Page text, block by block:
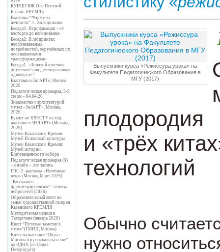
КУНШТЮК Оли Пеговой
Казань. КРЕМЛЬ
Выставка “Формулы
вечности”:1: Холодильник
Беседа3: Игрофикация – от
восторга до негодования
Беседа2: В лабиринтах
неосознаваемых
потребностей, окружённых их
осознаваемыми
трансформациями
Беседа1: «Золотой ключик»
обучения? или дегенеративная
«движуха»?
Выставка в ЗилАРТе, Москва
2026
Педагогическая прожарка, 3-й
сезон – 04.04.26
Знакомство с архитектурой
музея «ЗилАРТ». Москва,
2026
Буклет по КВЕСТУ на худ.
выставке в ЗИЛАРТе (Москва,
2026)
Музеи Казанского Кремля:
Музей Исламской культуры
Музеи Казанского Кремля:
Музей истории
Благовещенского собора
Педагогическая прожарка (3)
– онлайн – лит. запись
ГЭС-2: выставка «Нетёмные
века» (Москва, Март 2026)
“Расскажи о
драмогерменевтике”: ответы
нейросетей (2026)
Образовательный квест по
залам художественной галереи
Казанского КРЕМЛЯ
Методическая неделя в
Татарстане (январь 2026)
Квест “Путевые заметки в
музее”(ГМИИ, Москва)
Квест на выставке “Образ
Москвы в русском искусстве”
на ВДНХ (из Санкт-
Петербурга)
Выпускники курса «Режиссура урока» на
Факультете Педагогического Образования в
МГУ (2017)
плодородия
и «трёх китах
технологий
Обычно
нужно